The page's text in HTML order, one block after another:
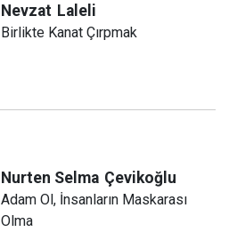
Nevzat Laleli
Birlikte Kanat Çırpmak
Nurten Selma Çevikoğlu
Adam Ol, İnsanların Maskarası
Olma